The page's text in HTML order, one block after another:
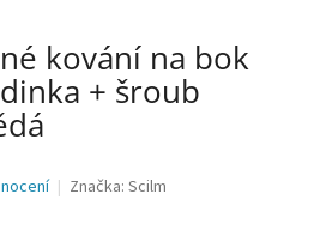
kování na bok
+ šroub
Značka: Scilm